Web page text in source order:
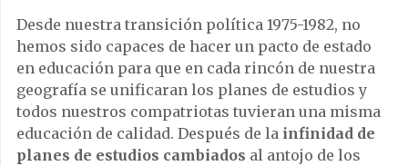
Desde nuestra transición política 1975-1982, no
hemos sido capaces de hacer un pacto de estado
en educación para que en cada rincón de nuestra
geografía se unificaran los planes de estudios y
todos nuestros compatriotas tuvieran una misma
educación de calidad. Después de la infinidad de
planes de estudios cambiados al antojo de los